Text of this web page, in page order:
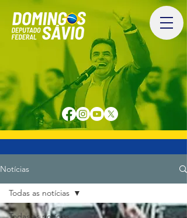
Notícias
Todas as notícias